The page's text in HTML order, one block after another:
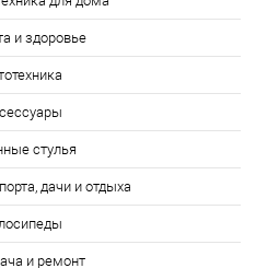
и здоровье
стулья
дачи и отдыха
и ремонт